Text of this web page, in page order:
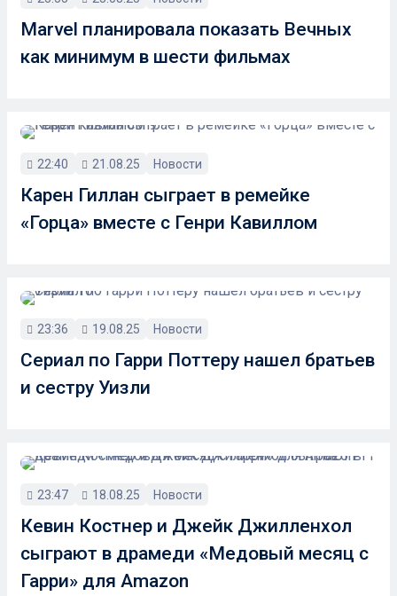
Marvel планировала показать Вечных
как минимум в шести фильмах
22:40 21.08.25 Новости
Карен Гиллан сыграет в ремейке
«Горца» вместе с Генри Кавиллом
23:36 19.08.25 Новости
Сериал по Гарри Поттеру нашел братьев
и сестру Уизли
23:47 18.08.25 Новости
Кевин Костнер и Джейк Джилленхол
сыграют в драмеди «Медовый месяц с
Гарри» для Amazon